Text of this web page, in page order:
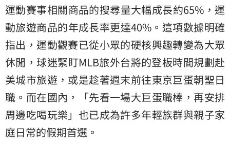
運動賽事相關商品的搜尋量大幅成長約65%，運
動旅遊商品的年成長率更達40%。這項數據明確
指出，運動觀賽已從小眾的硬核興趣轉變為大眾
休閒，球迷緊盯MLB旅外台將的登板時間規劃赴
美城市旅遊，或是趁著週末前往東京巨蛋朝聖日
職。而在國內，「先看一場大巨蛋職棒，再安排
周邊吃喝玩樂」也已成為許多年輕族群與親子家
庭日常的假期首選。